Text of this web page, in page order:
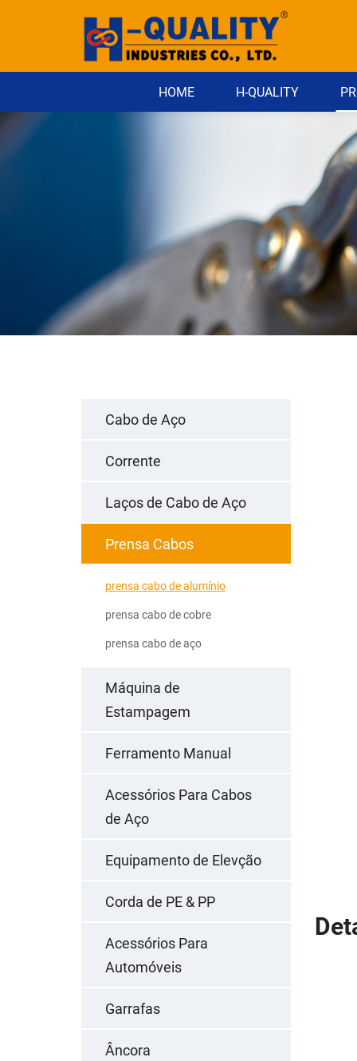
HOME H-QUALITY
Cabo de Aço
Corrente
Laços de Cabo de Aço
Prensa Cabos
prensa cabo de alumínio
prensa cabo de cobre
prensa cabo de aço
Máquina de
Estampagem
Ferramento Manual
Acessórios Para Cabos
de Aço
Equipamento de Elevção
Corda de PE & PP
Acessórios Para
Automóveis
Garrafas
Âncora